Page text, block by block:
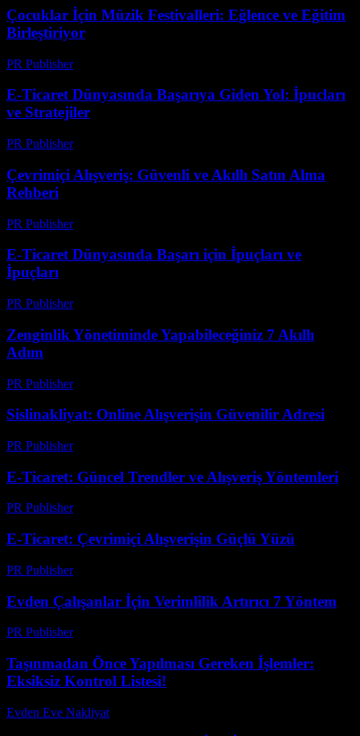
Çocuklar İçin Müzik Festivalleri: Eğlence ve Eğitim
Birleştiriyor
PR Publisher-
E-Ticaret Dünyasında Başarıya Giden Yol: İpucları
ve Stratejiler
PR Publisher-
Çevrimiçi Alışveriş: Güvenli ve Akıllı Satın Alma
Rehberi
PR Publisher-
E-Ticaret Dünyasında Başarı için İpuçları ve
İpuçları
PR Publisher-
Zenginlik Yönetiminde Yapabileceğiniz 7 Akıllı
Adım
PR Publisher-
Sislinakliyat: Online Alışverişin Güvenilir Adresi
PR Publisher-
E-Ticaret: Güncel Trendler ve Alışveriş Yöntemleri
PR Publisher-
E-Ticaret: Çevrimiçi Alışverişin Güçlü Yüzü
PR Publisher-
Evden Çalışanlar İçin Verimlilik Artırıcı 7 Yöntem
PR Publisher-
Taşınmadan Önce Yapılması Gereken İşlemler:
Eksiksiz Kontrol Listesi!
Evden Eve Nakliyat